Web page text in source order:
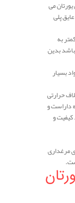
می
پلی
به
بدین
بسیار
حرارتی
داراست و
و
مرغداری